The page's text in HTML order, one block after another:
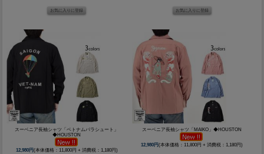
スーベニア長袖シャツ「ベトナムパラシュート」
◆HOUSTON
12,980円(本体価格：11,800円 + 消費税：1,180円)
スーベニア長袖シャツ「MAIKO」◆HOUSTON
12,980円(本体価格：11,800円 + 消費税：1,180円)